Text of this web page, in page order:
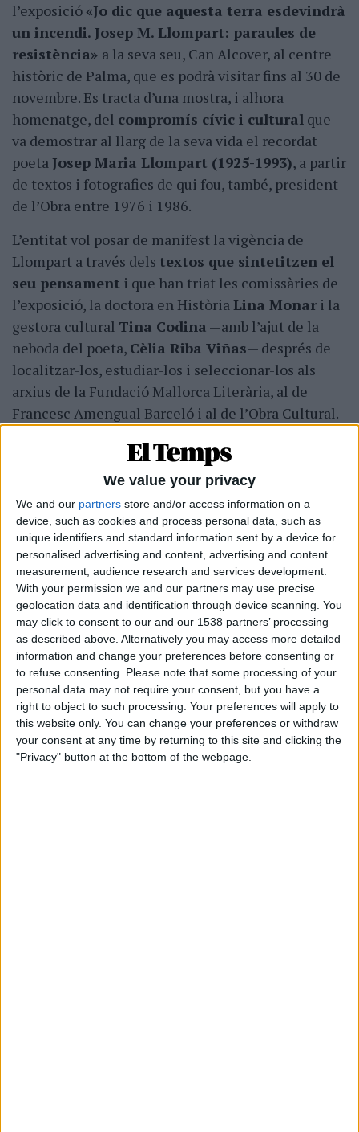
We value your privacy
We and our partners store and/or access information on a
device, such as cookies and process personal data, such as
unique identifiers and standard information sent by a device for
personalised advertising and content, advertising and content
measurement, audience research and services development.
With your permission we and our partners may use precise
geolocation data and identification through device scanning. You
may click to consent to our and our 1538 partners’ processing
as described above. Alternatively you may access more detailed
information and change your preferences before consenting or
to refuse consenting.
Please note that some processing of your
personal data may not require your consent, but you have a
right to object to such processing. Your preferences will apply to
this website only. You can change your preferences or withdraw
your consent at any time by returning to this site and clicking the
"Privacy" button at the bottom of the webpage.
l’exposició «Jo dic que aquesta terra esdevindrà
un incendi. Josep M. Llompart: paraules de
resistència» a la seva seu, Can Alcover, al centre
històric de Palma, que es podrà visitar fins al 30 de
novembre. Es tracta d’una mostra, i alhora
homenatge, del compromís cívic i cultural que
va demostrar al llarg de la seva vida el recordat
poetaJosep Maria Llompart (1925-1993), a partir
de textos i fotografies de qui fou, també, president
de l’Obra entre 1976 i 1986.
L’entitat vol posar de manifest la vigència de
Llompart a través dels textos que sintetitzen el
seu pensament i que han triat les comissàries de
l’exposició, la doctora en HistòriaLina Monar i la
gestora cultural Tina Codina —amb l’ajut de la
neboda del poeta, Cèlia Riba Viñas— després de
localitzar-los, estudiar-los i seleccionar-los als
arxius de la Fundació Mallorca Literària, al de
Francesc Amengual Barceló i al de l’Obra Cultural.
La mostra s’ha dividit en sis eixos. El primer es
Context: el compromís cívic de Josep
Maria Llompart. Recuperar la veu»
«Català i cultura com a eines de país. Persistir
en la paraula». Tot seguit, es passa al tercer àmbit
de la mostra, centrat en l’«Educació: la paraula
com a trinxera. Sí a la llengua, l’educació com
a tret col·lectiu». El quart eix s’ocupa dels «Països
Catalans: horitzó col·lectiu. El país compartit
com a horitzó». El cinquè fa referència a la
realitat política institucional balear i com es pot
aprofitar: «Fer de l’autonomia una eina de país.
Autonomia: una lluita contínua».I finalment, el
sisè àmbit es dedica a «El llegat que ens crida».